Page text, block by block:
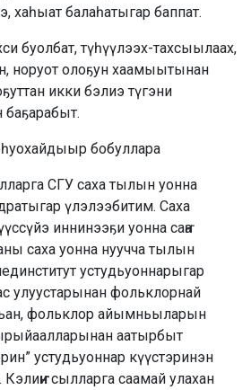
хаһыат балаһатыгар баппат.
буолбат, түһүүлээх-тахсыылаах,
норуот олоҕун хаамыытынан
икки бэлиэ түгэни
баҕарабыт.
бобуллара
СГУ саха тылын уонна
үлэлээбитим. Саха
иннинээҕи уонна саҥа
саха уонна нуучча тылын
устудьуоннарыгар
улуустарынан фольклорнай
фольклор айымньыларын
аатырбыт
устудьуоннар күүстэринэн
сылларга саамай улахан